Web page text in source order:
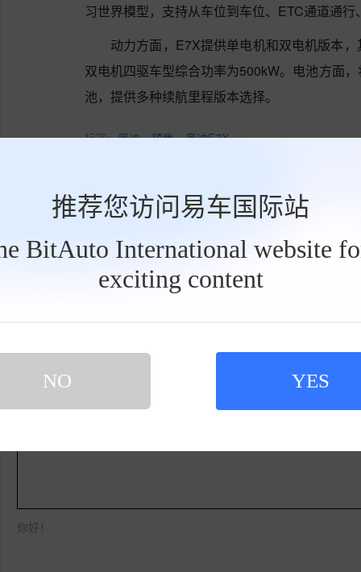
推荐您访问易车国际站
BitAuto International website
exciting content
NO YES
习世界模型，支持从车位到车位、ETC通道通
动力方面，E7X提供单电机和双电机版本
双电机四驱车型综合功率为500kW。电池方面
池，提供多种续航里程版本选择。
标签: 奥迪 预售
奥迪E7X
点赞1 收藏
你好！